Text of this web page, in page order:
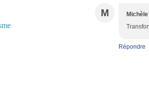
M Michèle
Répondre